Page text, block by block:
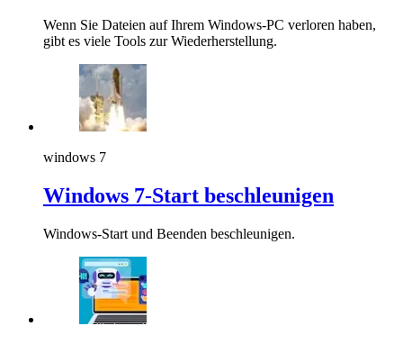
Wenn Sie Dateien auf Ihrem Windows-PC verloren haben,
gibt es viele Tools zur Wiederherstellung.
windows 7
Windows 7-Start beschleunigen
Windows-Start und Beenden beschleunigen.